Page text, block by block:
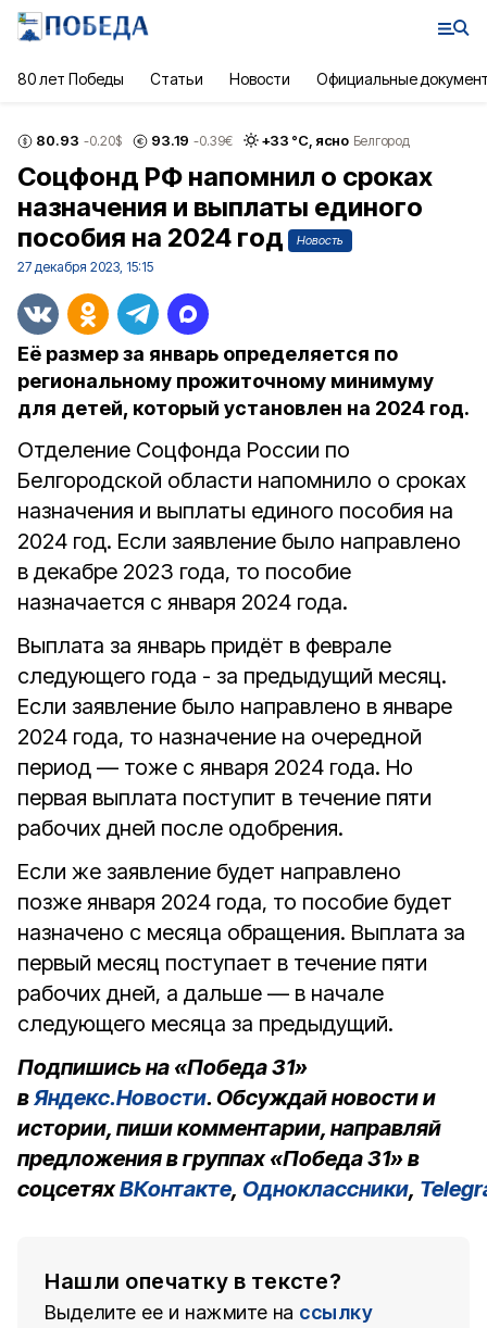
80 лет Победы Статьи Новости Официальные
80.93 -0.20$ 93.19 -0.39€ +33 °С, ясно Белгород
Соцфонд РФ напомнил о сроках
назначения и выплаты единого
пособия на 2024 год
Новость
27 декабря 2023, 15:15
Её размер за январь определяется по
региональному прожиточному минимуму
для детей, который установлен на 2024 год.
Отделение Соцфонда России по
Белгородской области напомнило о сроках
назначения и выплаты единого пособия на
2024 год. Если заявление было направлено
в декабре 2023 года, то пособие
назначается с января 2024 года.
Выплата за январь придёт в феврале
следующего года - за предыдущий месяц.
Если заявление было направлено в январе
2024 года, то назначение на очередной
период — тоже с января 2024 года. Но
первая выплата поступит в течение пяти
рабочих дней после одобрения.
Если же заявление будет направлено
позже января 2024 года, то пособие будет
назначено с месяца обращения. Выплата за
первый месяц поступает в течение пяти
рабочих дней, а дальше — в начале
следующего месяца за предыдущий.
Подпишись на «Победа 31»
вЯндекс.Новости. Обсуждай новости и
истории, пиши комментарии, направляй
предложения в группах «Победа 31» в
соцсетяхВКонтакте, Одноклассники,
Нашли опечатку в тексте?
Выделите ее и нажмите на ссылку